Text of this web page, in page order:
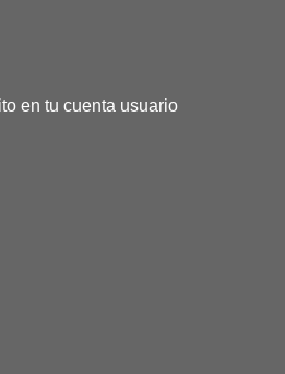
en tu cuenta usuario